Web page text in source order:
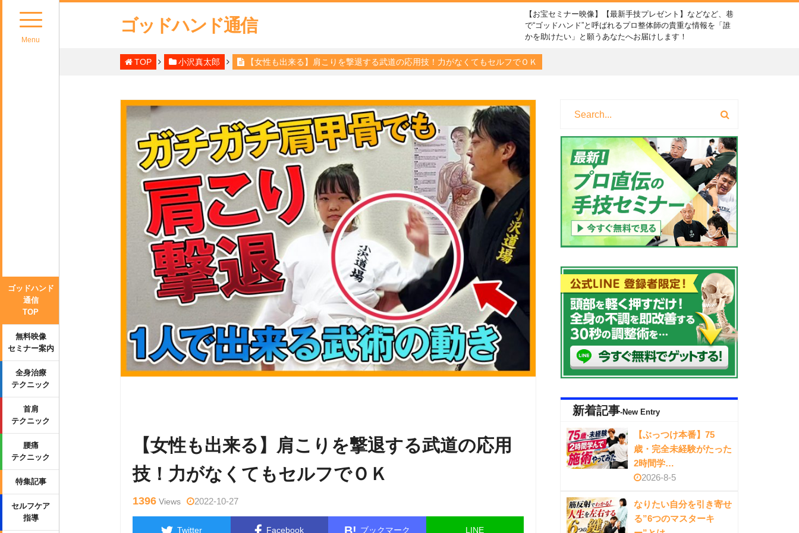
Menu
ゴッドハンド
通信
TOP
無料映像
セミナー案内
全身治療
テクニック
首肩
テクニック
腰痛
テクニック
特集記事
セルフケア
指導
ゴッドハンド通信
【お宝セミナー映像】【最新手技プレゼント】などなど、巷
で“ゴッドハンド”と呼ばれるプロ整体師の貴重な情報を「誰
かを助けたい」と願うあなたへお届けします！
TOP 小沢真太郎 【女性も出来る】肩こりを撃退する武道の応用技！力がなくてもセルフでＯＫ
【女性も出来る】肩こりを撃退する武道の応用
技！力がなくてもセルフでＯＫ
1396 Views 2022-10-27
Twitter Facebook ブックマーク LINE
新着記事-New Entry
【ぶっつけ本番】75
歳・完全未経験がたった
2時間学…
2026-8-5
なりたい自分を引き寄せ
る”6つのマスターキ